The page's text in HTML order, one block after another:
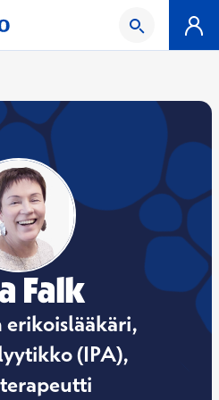
Falk
erikoislääkäri,
(IPA),